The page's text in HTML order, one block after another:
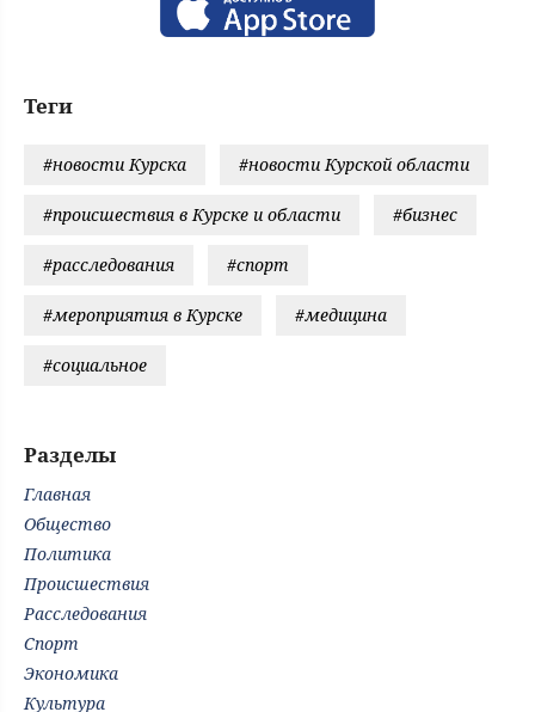
Теги
#новости Курска #новости Курской области
#происшествия в Курске и области #бизнес
#расследования #спорт
#мероприятия в Курске #медицина
#социальное
Разделы
Главная
Общество
Политика
Происшествия
Расследования
Спорт
Экономика
Культура